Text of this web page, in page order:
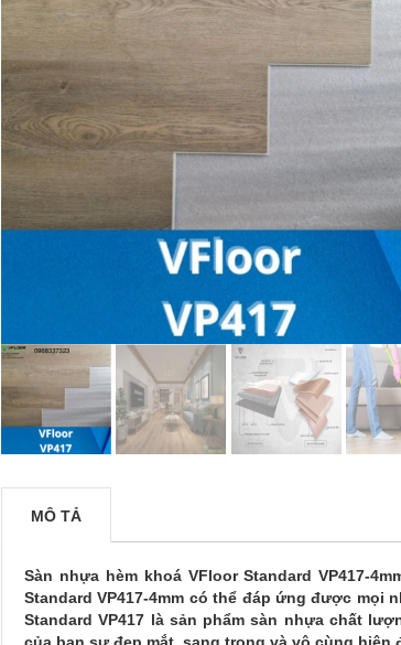
VFLOOR
STANDARD
VP417-
4MM
MÔ TẢ
Sàn nhựa hèm khoá VFloor Standard VP417-
Standard VP417-4mm có thể đáp ứng được mọi
Standard VP417 là sản phẩm sàn nhựa chất
của bạn sự đẹp mắt, sang trọng và vô cùng hiện